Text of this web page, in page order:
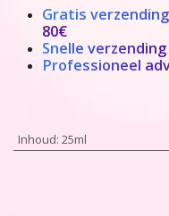
Gratis
80€
Snelle verzending
Professioneel
Inhoud: 25ml